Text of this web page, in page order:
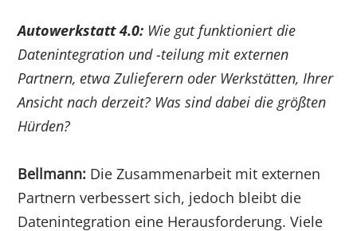
Autowerkstatt 4.0: Wie gut funktioniert die
Datenintegration und -teilung mit externen
Partnern, etwa Zulieferern oder Werkstätten, Ihrer
Ansicht nach derzeit? Was sind dabei die größten
Hürden?
Bellmann: Die Zusammenarbeit mit externen
Partnern verbessert sich, jedoch bleibt die
Datenintegration eine Herausforderung. Viele